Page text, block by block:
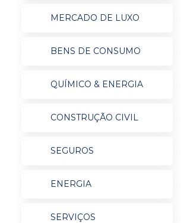
MERCADO DE LUXO
BENS DE CONSUMO
QUÍMICO & ENERGIA
CONSTRUÇÃO CIVIL
SEGUROS
ENERGIA
SERVIÇOS